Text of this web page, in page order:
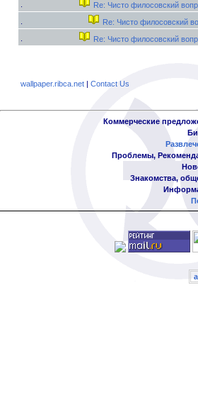
Re: Чисто филосовский
Re: Чисто филосовский
Re: Чисто филосовский
wallpaper.ribca.net| Contact Us
Коммерческие
Проблемы,
Знакомства,